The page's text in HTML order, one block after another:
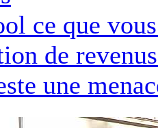
ce que
de
une